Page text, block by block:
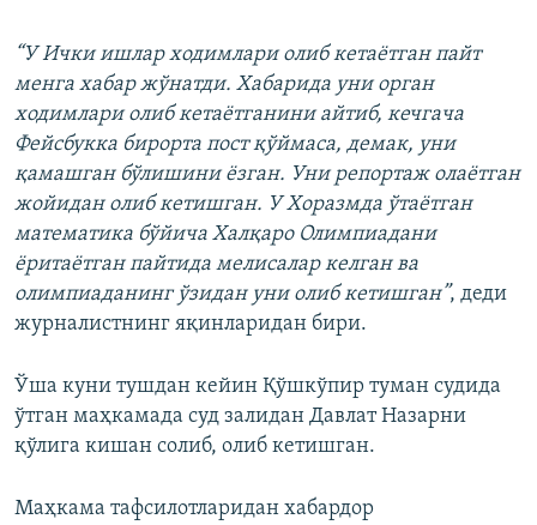
“У Ички ишлар ходимлари олиб кетаётган пайт
менга хабар жўнатди. Хабарида уни орган
ходимлари олиб кетаётганини айтиб, кечгача
Фейсбукка бирорта пост қўймаса, демак, уни
қамашган бўлишини ёзган. Уни репортаж олаётган
жойидан олиб кетишган. У Хоразмда ўтаётган
математика бўйича Халқаро Олимпиадани
ёритаётган пайтида мелисалар келган ва
олимпиаданинг ўзидан уни олиб кетишган”, деди
журналистнинг яқинларидан бири.
Ўша куни тушдан кейин Қўшкўпир туман судида
ўтган маҳкамада суд залидан Давлат Назарни
қўлига кишан солиб, олиб кетишган.
Маҳкама тафсилотларидан хабардор